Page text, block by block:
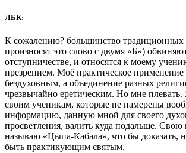
ЛБК:
К сожалению? большинство традиционных
произносят это слово с двумя «Б»)
отступничестве, и относятся к моему
презрением. Моё практическое
бездуховным, а объединение разных
чрезвычайно еретическим. Но мне
своим ученикам, которые не намерены
информацию, данную мной для своего
просветления, валить куда подальше.
называю «Цыпа-Кабала», что бы доказать,
быть практикующим святым.